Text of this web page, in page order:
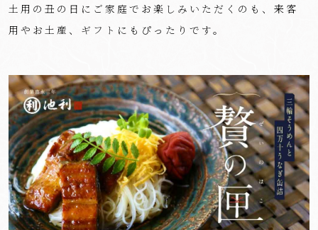
土用の丑の日にご家庭でお楽しみいただくのも、来客
用やお土産、ギフトにもぴったりです。